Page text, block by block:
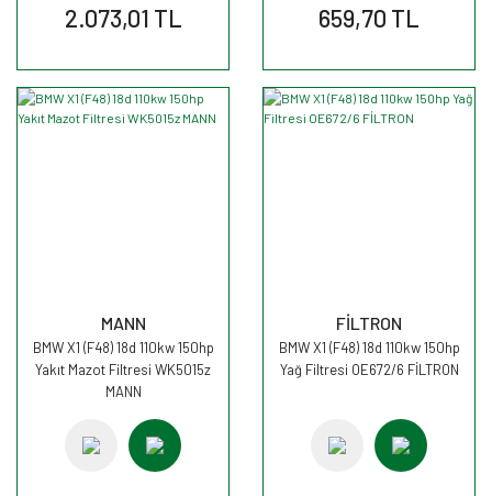
2.073,01 TL 659,70 TL
MANN
BMW X1 (F48) 18d 110kw 150hp
Yakıt Mazot Filtresi WK5015z
MANN
FİLTRON
BMW X1 (F48) 18d 110kw 150hp
Yağ Filtresi OE672/6 FİLTRON